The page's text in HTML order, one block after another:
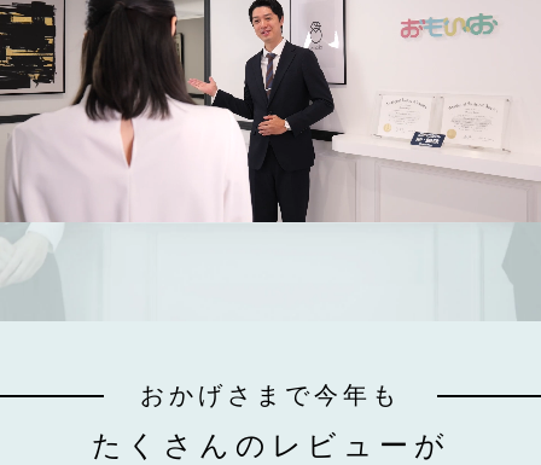
おかげさまで今年も
たくさんのレビューが